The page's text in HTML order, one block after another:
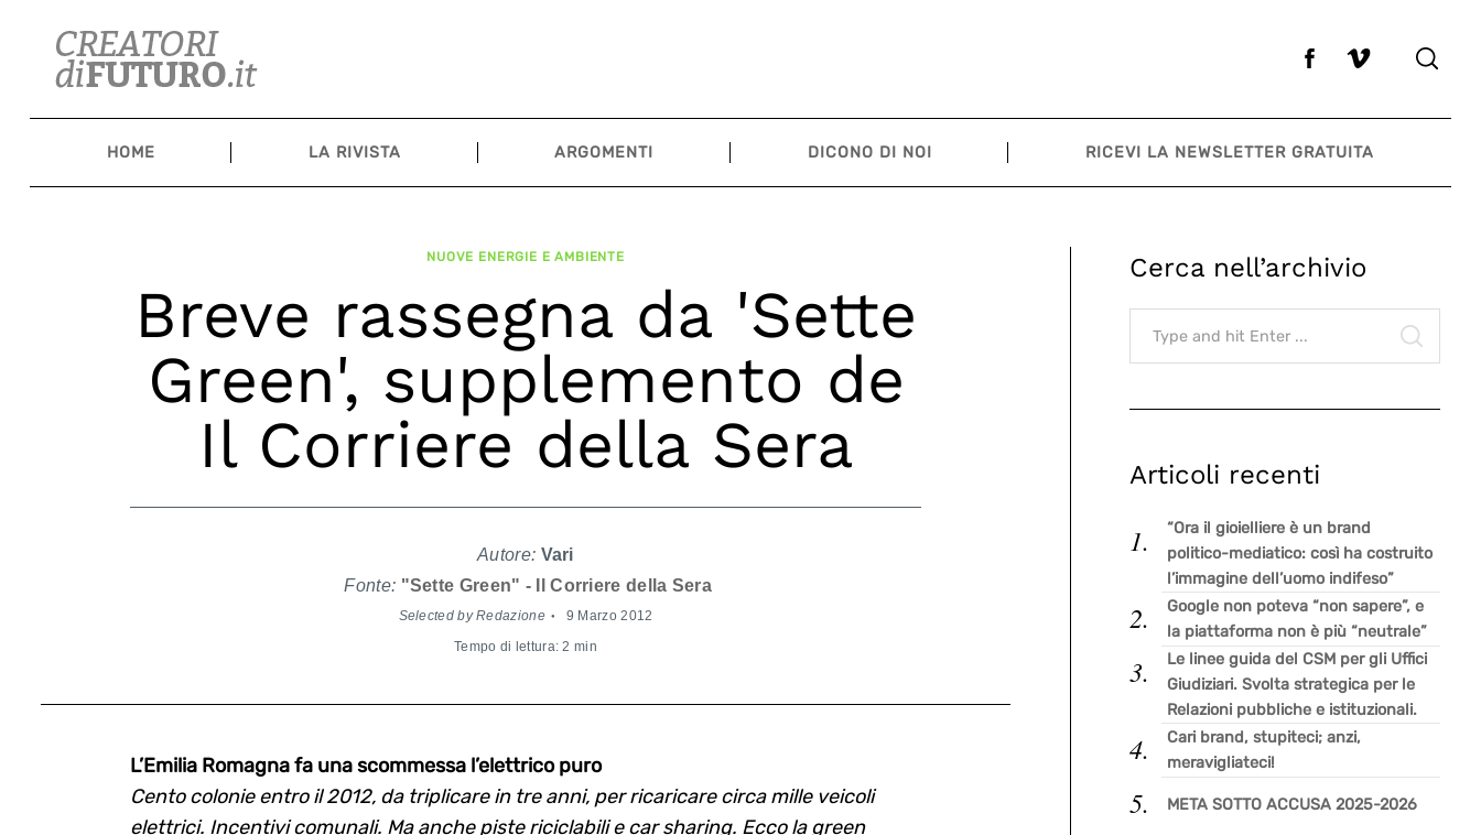
content
HOME LA RIVISTA ARGOMENTI DICONO DI NOI RICEVI LA NEWSLETTER GRATUITA
NUOVE ENERGIE E AMBIENTE
Breve rassegna da 'Sette
Green', supplemento de
Il Corriere della Sera
Autore: Vari
Fonte: "Sette Green" - Il Corriere della Sera
Selected by Redazione 9 Marzo 2012
Tempo di lettura: 2 min
L’Emilia Romagna fa una scommessa l’elettrico puro
Cento colonie entro il 2012, da triplicare in tre anni, per ricaricare circa mille veicoli
elettrici. Incentivi comunali. Ma anche piste riciclabili e car sharing. Ecco la green
Cerca nell’archivio
Search
for:
Articoli recenti
“Ora il gioielliere è un brand
politico-mediatico: così ha costruito
l’immagine dell’uomo indifeso”
Google non poteva “non sapere”, e
la piattaforma non è più “neutrale”
Le linee guida del CSM per gli Uffici
Giudiziari. Svolta strategica per le
Relazioni pubbliche e istituzionali.
Cari brand, stupiteci; anzi,
meravigliateci!
META SOTTO ACCUSA 2025-2026